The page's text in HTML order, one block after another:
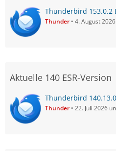
Thunderbird 153.0.2
Thunder 4. August
Aktuelle 140 ESR-Version
Thunderbird
Thunder 22. Juli 2026